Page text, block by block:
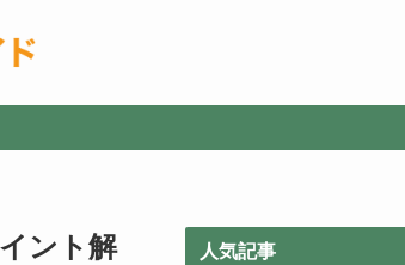
ント解
人気記事